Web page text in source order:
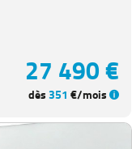
27 490 €
dès351 €/mois